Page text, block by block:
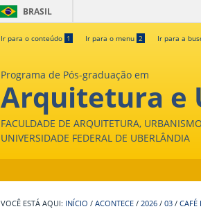
BRASIL
Ir para o conteúdo 1 Ir para o menu 2 Ir para a
Programa de Pós-graduação em
Arquitetura e
FACULDADE DE ARQUITETURA,
UNIVERSIDADE FEDERAL DE UBERLÂNDIA
INÍCIO / ACONTECE / 2026 / 03 / CAFÉ